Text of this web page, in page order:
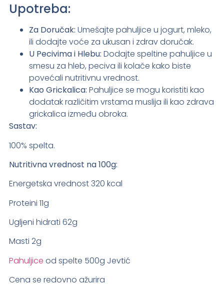
Upotreba:
Za Doručak: Umešajte pahuljice u jogurt, mleko,
ili dodajte voće za ukusan i zdrav doručak.
U Pecivima i Hlebu: Dodajte speltine pahuljice u
smesu za hleb, peciva ili kolače kako biste
povećali nutritivnu vrednost.
Kao Grickalica: Pahuljice se mogu koristiti kao
dodatak različitim vrstama muslija ili kao zdrava
grickalica između obroka.
Sastav:
100% spelta.
Nutritivna vrednost na 100g:
Energetska vrednost 320 kcal
Proteini 11g
Ugljeni hidrati 62g
Masti 2g
Pahuljice od spelte 500g Jevtić
Cena se redovno ažurira